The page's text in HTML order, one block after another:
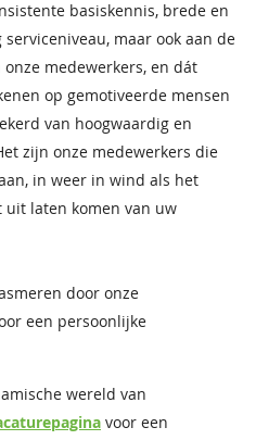
basiskennis, brede en
maar ook aan de
medewerkers, en dát
op gemotiveerde mensen
van hoogwaardig en
zijn onze medewerkers die
in weer in wind als het
uit laten komen van uw
door onze
een persoonlijke
wereld van
voor een